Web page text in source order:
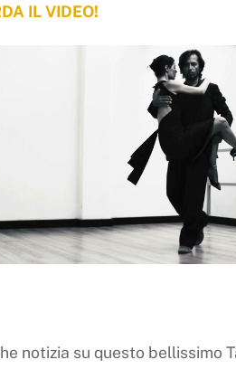
IL VIDEO!
notizia su questo bellissimo